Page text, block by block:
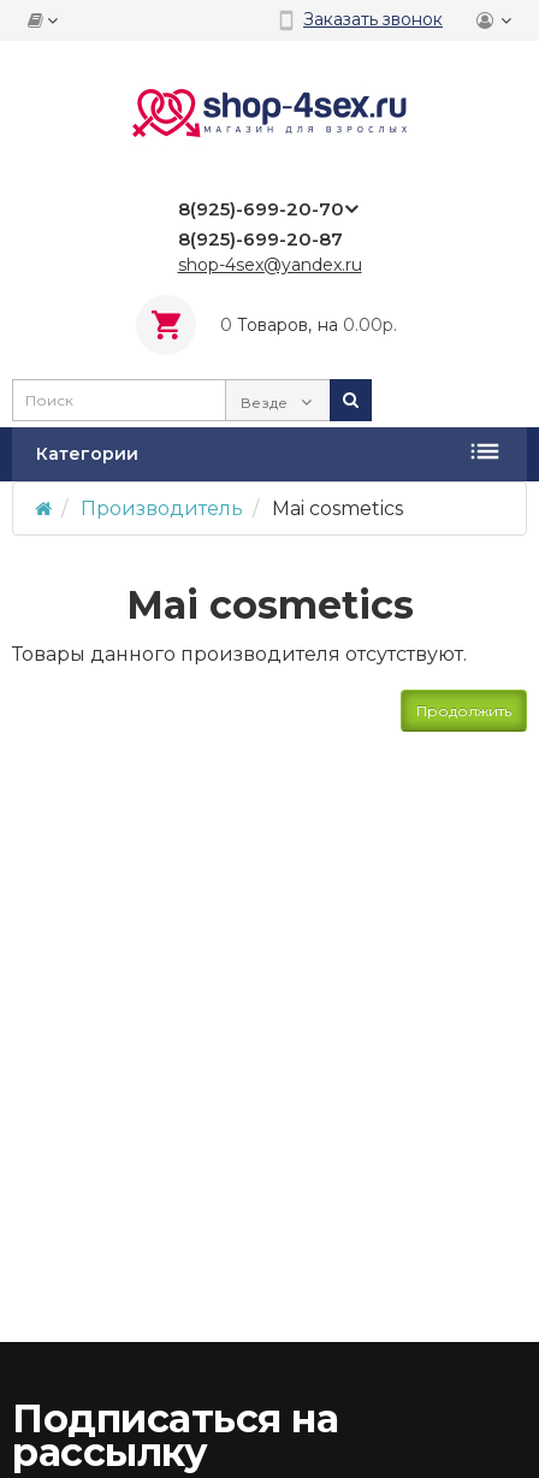
Заказать звонок
8(925)-699-20-70
8(925)-699-20-87
shop-4sex@yandex.ru
0 Tоваров, на 0.00р.
Везде
Категории
Производитель Mai cosmetics
Mai cosmetics
Товары данного производителя отсутствуют.
Продолжить
Подписаться на
рассылку